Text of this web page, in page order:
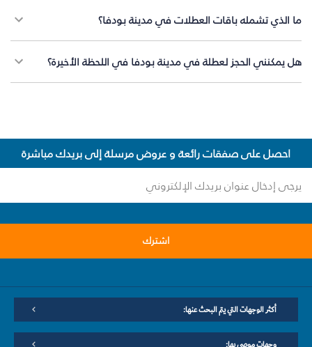
ما الذي تشمله باقات العطلات في مدينة بودفا؟
هل يمكنني الحجز لعطلة في مدينة بودفا في اللحظة الأخيرة؟
احصل على صفقات رائعة و عروض مرسلة إلى بريدك مباشرة
اشترك
أكثر الوجهات التي يتم البحث عنها:
وجهات موصى بها: